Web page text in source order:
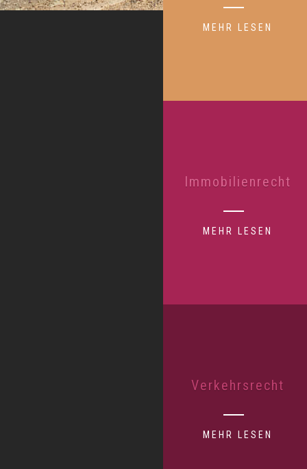
MEHR LESEN
Immobilienrecht
MEHR LESEN
Verkehrsrecht
MEHR LESEN